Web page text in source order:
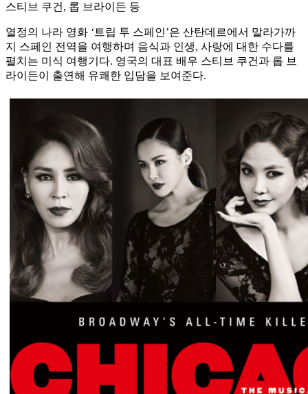
스티브 쿠건, 롭 브라이든 등
열정의 나라 영화 ‘트립 투 스페인’은 산탄데르에서 말라가까
지 스페인 전역을 여행하며 음식과 인생, 사랑에 대한 수다를
펼치는 미식 여행기다. 영국의 대표 배우 스티브 쿠건과 롭 브
라이든이 출연해 유쾌한 입담을 보여준다.